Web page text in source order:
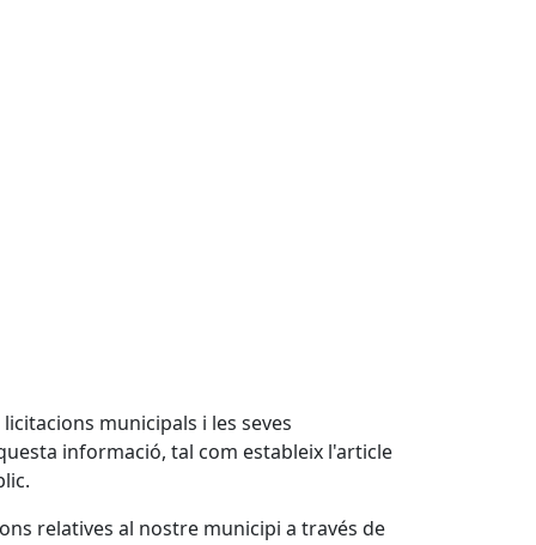
municipals i les seves
informació, tal com estableix l'article
relatives al nostre municipi a través de